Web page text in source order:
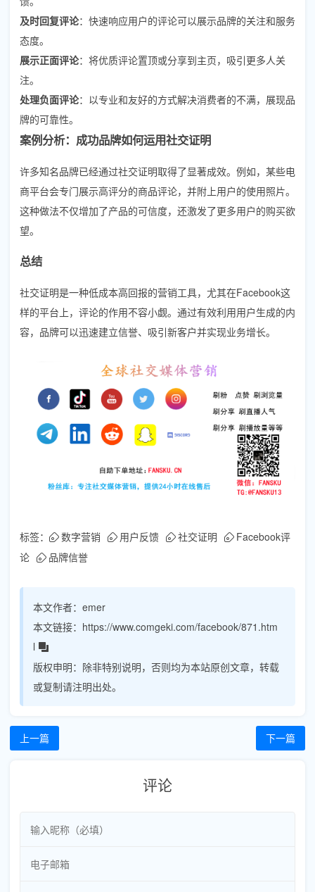
及时回复评论：快速响应用户的评论可以展示品牌的关注和服务
态度。
展示正面评论：将优质评论置顶或分享到主页，吸引更多人关
注。
处理负面评论：以专业和友好的方式解决消费者的不满，展现品
牌的可靠性。
案例分析：成功品牌如何运用社交证明
许多知名品牌已经通过社交证明取得了显著成效。例如，某些电
商平台会专门展示高评分的商品评论，并附上用户的使用照片。
这种做法不仅增加了产品的可信度，还激发了更多用户的购买欲
望。
总结
社交证明是一种低成本高回报的营销工具，尤其在Facebook这
样的平台上，评论的作用不容小觑。通过有效利用用户生成的内
容，品牌可以迅速建立信誉、吸引新客户并实现业务增长。
标签： 数字营销 用户反馈 社交证明
Facebook评
论
品牌信誉
本文作者： emer
本文链接： https://www.comgeki.com/facebook/871.htm
l
版权申明： 除非特别说明，否则均为本站原创文章，转载
或复制请注明出处。
上一篇 下一篇
评论